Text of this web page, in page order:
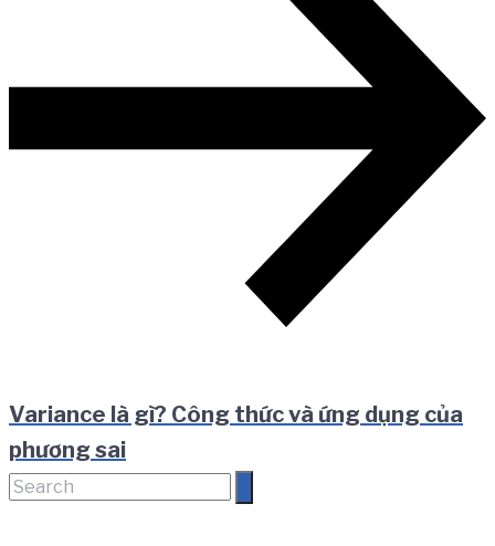
Variance là gì? Công thức và ứng dụng của
phương sai
Search